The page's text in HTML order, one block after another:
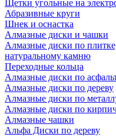
Щетки угольные на
Абразивные круги
Шнек и оснастка
Алмазные диски и чашки
Алмазные диски по
натуральному камню
Переходные кольца
Алмазные диски по
Алмазные диски по дереву
Алмазные диски по
Алмазные диски по
Алмазные чашки
Альфа Диски по дереву